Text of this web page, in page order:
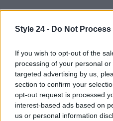
Style 24 - Do Not
If you wish to opt-out of the
processing of your personal
targeted advertising by us,
section to confirm your
opt-out request is processed
interest-based ads based on
us or personal information
La chiacchierata con
riflessione profonda. La
differenza nel mondo
allontano da Coke Tales,
pensare a quanto sia
quante altre storie di
siano ancora da